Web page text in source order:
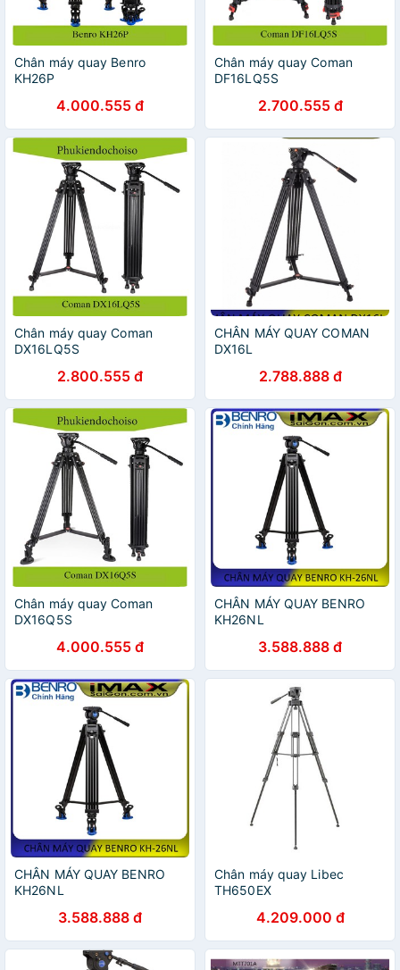
Chân máy quay Benro
KH26P
4.000.555 đ
Chân máy quay Coman
DF16LQ5S
2.700.555 đ
Chân máy quay Coman
DX16LQ5S
2.800.555 đ
CHÂN MÁY QUAY COMAN
DX16L
2.788.888 đ
Chân máy quay Coman
DX16Q5S
4.000.555 đ
CHÂN MÁY QUAY BENRO
KH26NL
3.588.888 đ
CHÂN MÁY QUAY BENRO
KH26NL
3.588.888 đ
Chân máy quay Libec
TH650EX
4.209.000 đ